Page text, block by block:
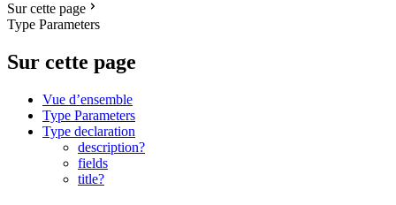
Sur cette page
Type Parameters
Sur cette page
Vue d’ensemble
Type Parameters
Type declaration
description?
fields
title?